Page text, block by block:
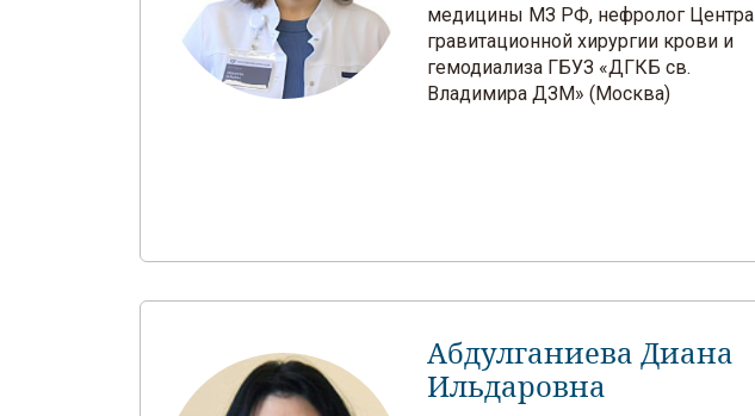
медицины МЗ РФ, нефролог Центра
гравитационной хирургии крови и
гемодиализа ГБУЗ «ДГКБ св.
Владимира ДЗМ» (Москва)
Абдулганиева Диана
Ильдаровна